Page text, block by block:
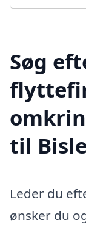
Søg
til
Leder du
ønsker du